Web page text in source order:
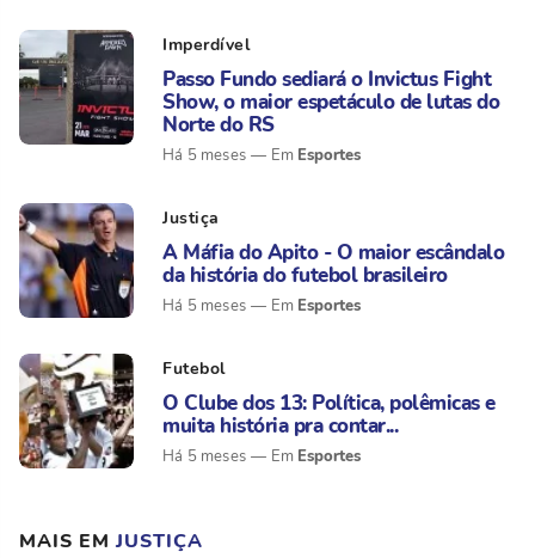
Imperdível
Passo Fundo sediará o Invictus Fight
Show, o maior espetáculo de lutas do
Norte do RS
Há 5 meses Esportes
Justiça
A Máfia do Apito - O maior escândalo
da história do futebol brasileiro
Há 5 meses Esportes
Futebol
O Clube dos 13: Política, polêmicas e
muita história pra contar...
Há 5 meses Esportes
MAIS EM JUSTIÇA